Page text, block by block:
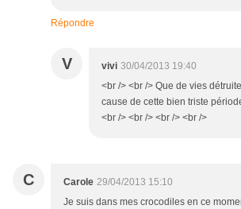
Répondre
V vivi 30/04/2013 19:40
<br /> <br /> Que de vies
cause de cette bien triste
<br /> <br /> <br /> <br />
C Carole 29/04/2013 15:10
Je suis dans mes crocodiles en ce